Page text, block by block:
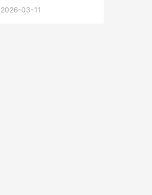
加速助你畅享 8 月 7 日公
2026-03-11